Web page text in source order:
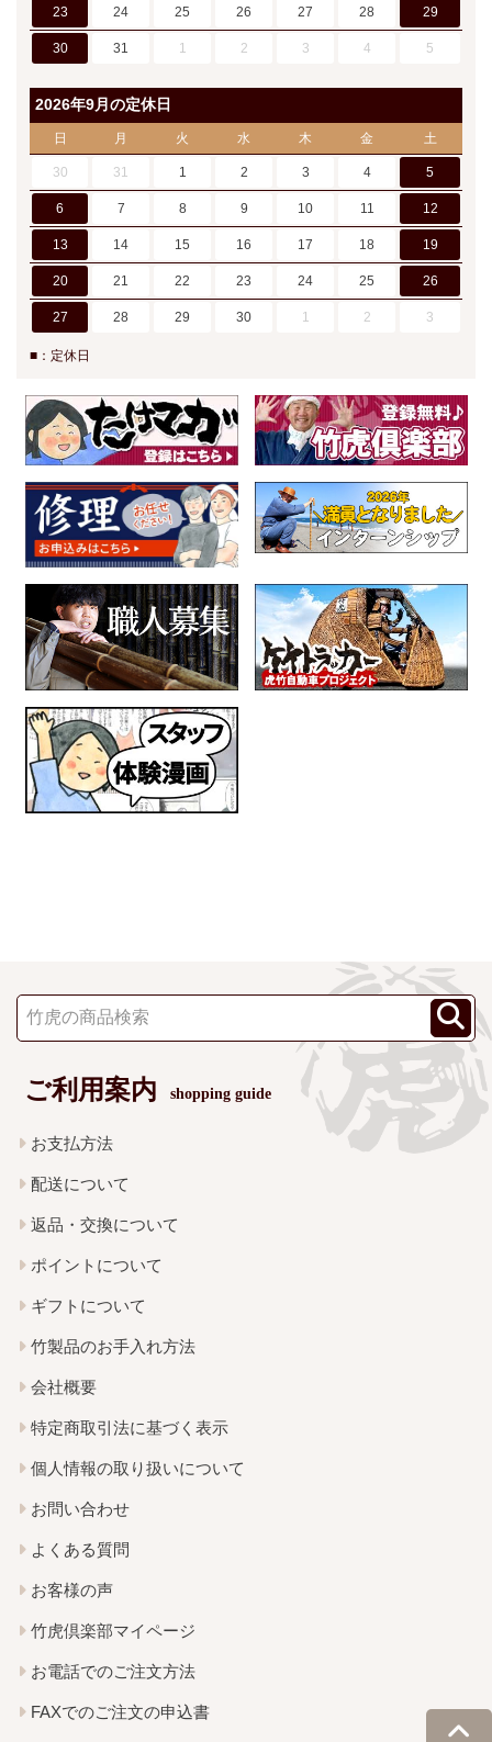
23 24 25 26 27 28 29
30 31 1 2 3 4 5
2026年9月の定休日
日 月 火 水 木 金 土
30 31 1 2 3 4 5
6 7 8 9 10 11 12
13 14 15 16 17 18 19
20 21 22 23 24 25 26
27 28 29 30 1 2 3
■：定休日
ご利用案内 shopping guide
お支払方法
配送について
返品・交換について
ポイントについて
ギフトについて
竹製品のお手入れ方法
会社概要
特定商取引法に基づく表示
個人情報の取り扱いについて
お問い合わせ
よくある質問
お客様の声
竹虎倶楽部マイページ
お電話でのご注文方法
FAXでのご注文の申込書